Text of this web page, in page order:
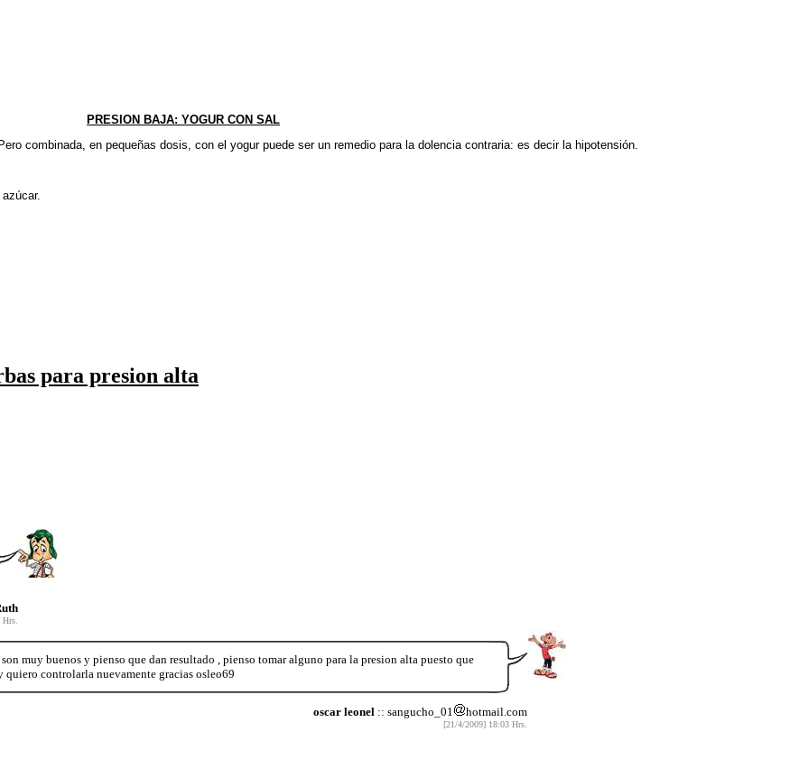
PRESION BAJA: YOGUR CON SAL
combinada, en pequeñas dosis, con el yogur puede ser un remedio para la dolencia contraria: es decir la hipotensión.
para presion alta
muy buenos y pienso que dan resultado , pienso tomar alguno para la presion alta puesto que
quiero controlarla nuevamente gracias osleo69
oscar leonel :: sangucho_01 hotmail.com
[21/4/2009] 18:03 Hrs.